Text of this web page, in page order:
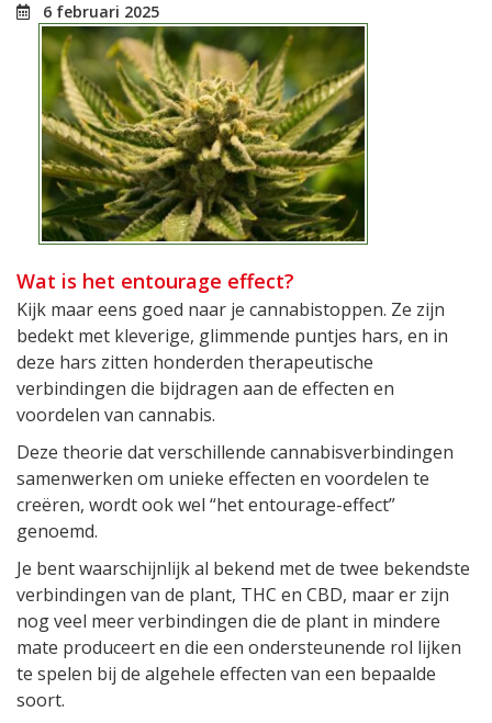
6 februari 2025
Wat is het entourage effect?
Kijk maar eens goed naar je cannabistoppen. Ze zijn
bedekt met kleverige, glimmende puntjes hars, en in
deze hars zitten honderden therapeutische
verbindingen die bijdragen aan de effecten en
voordelen van cannabis.
Deze theorie dat verschillende cannabisverbindingen
samenwerken om unieke effecten en voordelen te
creëren, wordt ook wel “het entourage-effect”
genoemd.
Je bent waarschijnlijk al bekend met de twee bekendste
verbindingen van de plant, THC en CBD, maar er zijn
nog veel meer verbindingen die de plant in mindere
mate produceert en die een ondersteunende rol lijken
te spelen bij de algehele effecten van een bepaalde
soort.